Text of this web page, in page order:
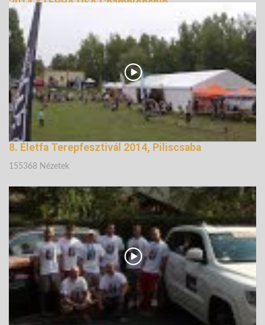
148495 Nézetek
8. Életfa Terepfesztivál 2014, Piliscsaba
155368 Nézetek